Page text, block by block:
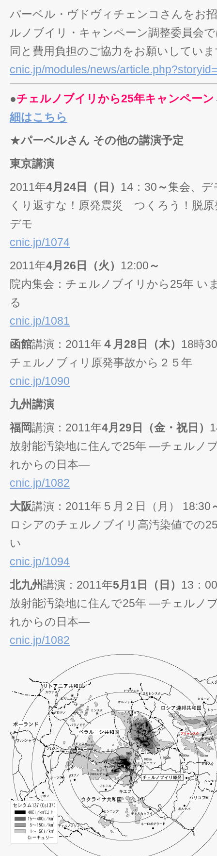
パーベル・ヴドヴィチェンコさんをお
ルノブイリ・キャンペーン調整委員会
同と費用負担のご協力をお願いしてい
cnic.jp/modules/news/
●チェルノブイリから25年キャンペーン
細はこちら
★パーベルさん その他の講演予定
東京講演
2011年4月24日（日） 14：30～集会、デ
くり返すな！原発震災 つくろう！脱原
デモ
cnic.jp/1074
2011年4月26日（火） 12:00～
院内集会：チェルノブイリから25年 い
る
cnic.jp/1081
函館講演：2011年 ４月28日（木） 18時
チェルノブィリ原発事故から２５年
cnic.jp/1090
九州講演
福岡講演：2011年4月29日（金・祝日）
放射能汚染地に住んで25年 ―チェルノ
れからの日本―
cnic.jp/1082
大阪講演：2011年５月２日（月） 18:30
ロシアのチェルノブイリ高汚染値での
い
cnic.jp/1094
北九州講演：2011年5月1日（日） 13：
放射能汚染地に住んで25年 ―チェルノ
れからの日本―
cnic.jp/1082